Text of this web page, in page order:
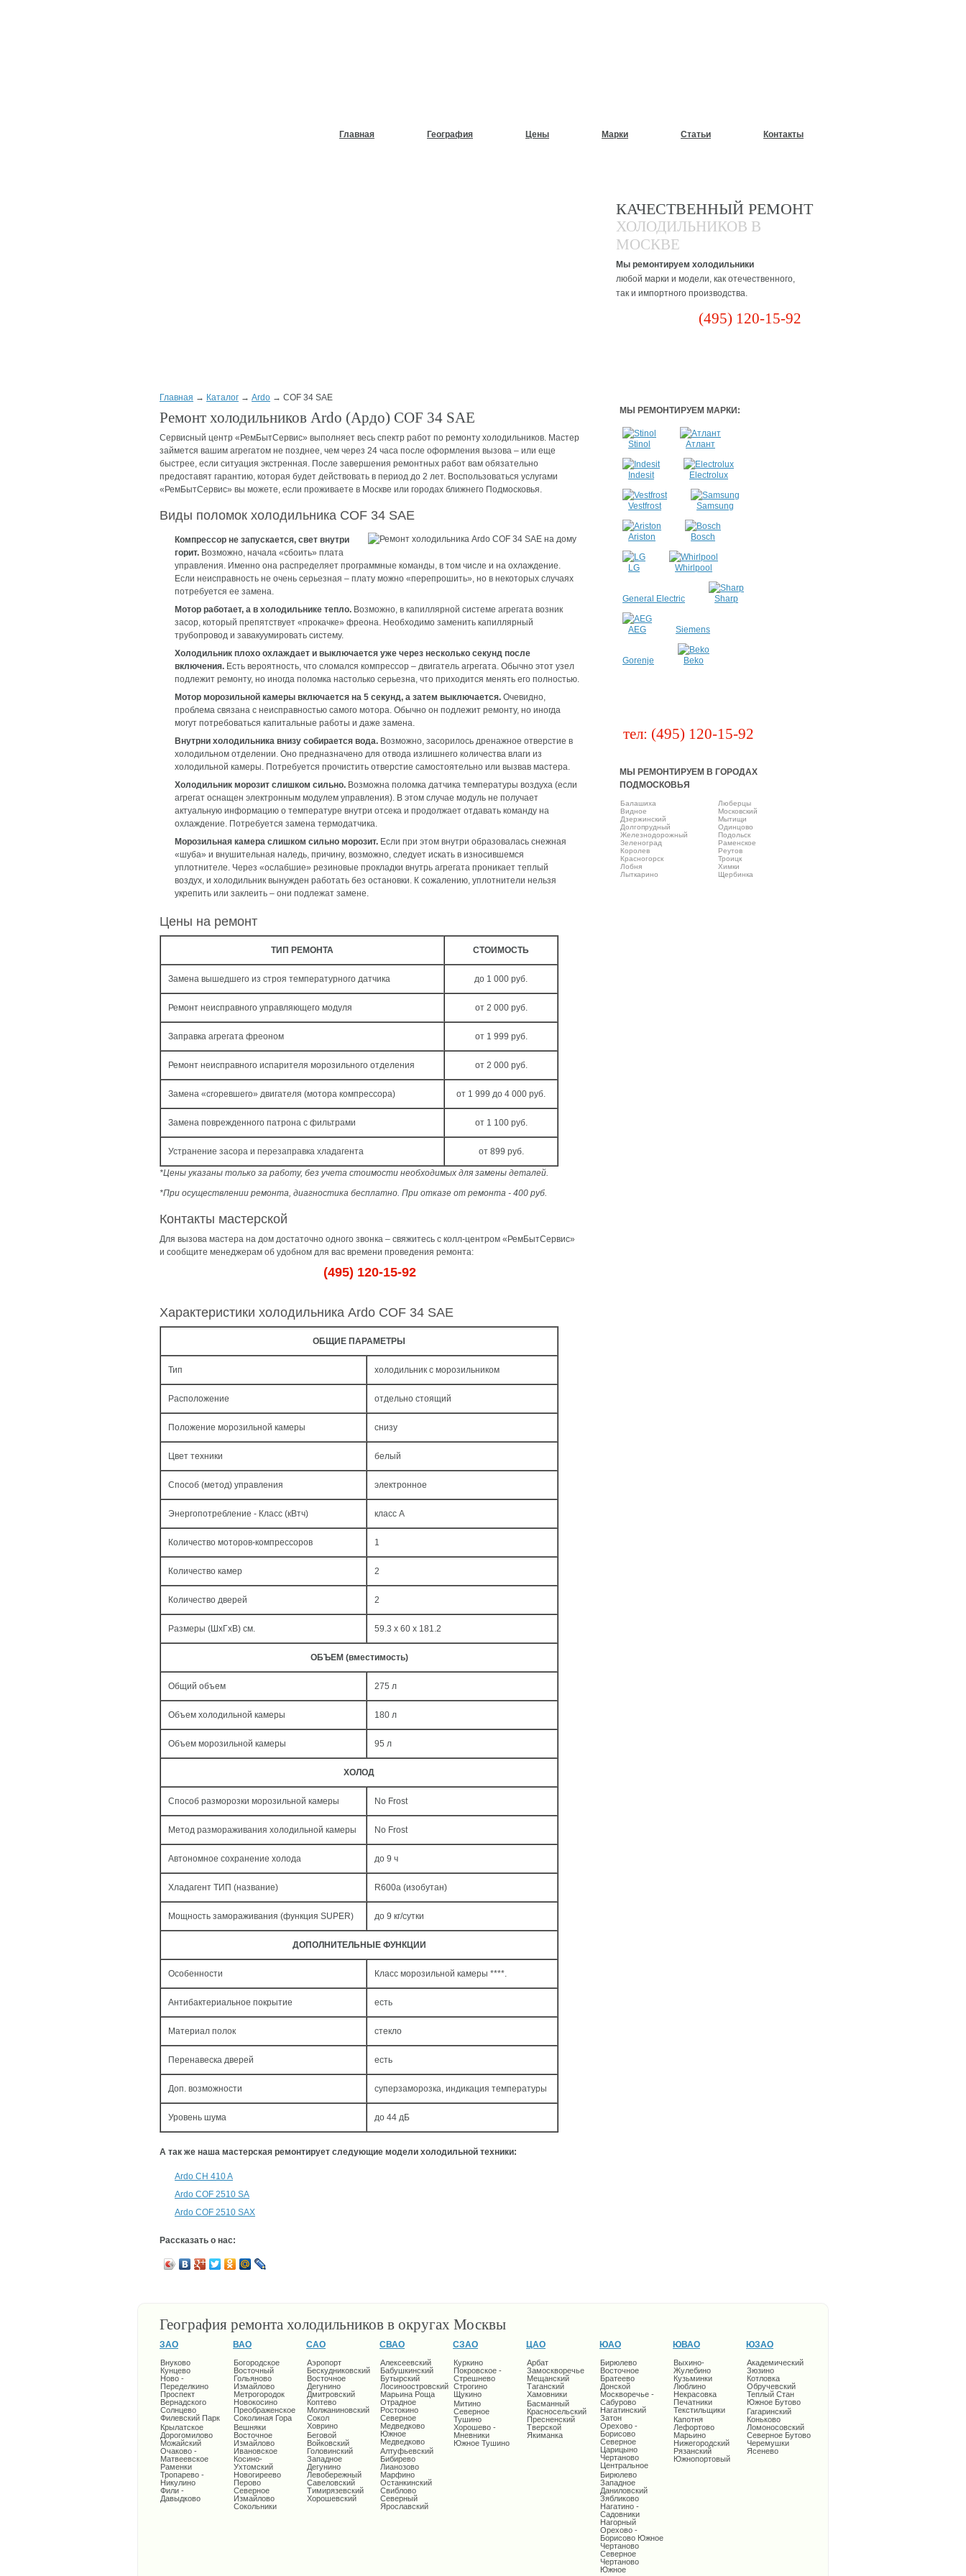
Главная География Цены Марки Статьи Контакты
КАЧЕСТВЕННЫЙ РЕМОНТ
ХОЛОДИЛЬНИКОВ В
МОСКВЕ
Мы ремонтируем холодильники
любой марки и модели, как отечественного,
так и импортного производства.
(495) 120-15-92
Главная → Каталог → Ardo → COF 34 SAE
Ремонт холодильников Ardo (Ардо) COF 34 SAE
Сервисный центр «РемБытСервис» выполняет весь спектр работ по ремонту холодильников. Мастер
займется вашим агрегатом не позднее, чем через 24 часа после оформления вызова – или еще
быстрее, если ситуация экстренная. После завершения ремонтных работ вам обязательно
предоставят гарантию, которая будет действовать в период до 2 лет. Воспользоваться услугами
«РемБытСервис» вы можете, если проживаете в Москве или городах ближнего Подмосковья.
Виды поломок холодильника COF 34 SAE
Компрессор не запускается, свет внутри
горит. Возможно, начала «сбоить» плата
управления. Именно она распределяет программные команды, в том числе и на охлаждение.
Если неисправность не очень серьезная – плату можно «перепрошить», но в некоторых случаях
потребуется ее замена.
Мотор работает, а в холодильнике тепло. Возможно, в капиллярной системе агрегата возник
засор, который препятствует «прокачке» фреона. Необходимо заменить капиллярный
трубопровод и завакуумировать систему.
Холодильник плохо охлаждает и выключается уже через несколько секунд после
включения. Есть вероятность, что сломался компрессор – двигатель агрегата. Обычно этот узел
подлежит ремонту, но иногда поломка настолько серьезна, что приходится менять его полностью.
Мотор морозильной камеры включается на 5 секунд, а затем выключается. Очевидно,
проблема связана с неисправностью самого мотора. Обычно он подлежит ремонту, но иногда
могут потребоваться капитальные работы и даже замена.
Внутрни холодильника внизу собирается вода. Возможно, засорилось дренажное отверстие в
холодильном отделении. Оно предназначено для отвода излишнего количества влаги из
холодильной камеры. Потребуется прочистить отверстие самостоятельно или вызвав мастера.
Холодильник морозит слишком сильно. Возможна поломка датчика температуры воздуха (если
агрегат оснащен электронным модулем управления). В этом случае модуль не получает
актуальную информацию о температуре внутри отсека и продолжает отдавать команду на
охлаждение. Потребуется замена термодатчика.
Морозильная камера слишком сильно морозит. Если при этом внутри образовалась снежная
«шуба» и внушительная наледь, причину, возможно, следует искать в износившемся
уплотнителе. Через «ослабшие» резиновые прокладки внутрь агрегата проникает теплый
воздух, и холодильник вынужден работать без остановки. К сожалению, уплотнители нельзя
укрепить или заклеить – они подлежат замене.
Цены на ремонт
ТИП РЕМОНТА СТОИМОСТЬ
Замена вышедшего из строя температурного датчика до 1 000 руб.
Ремонт неисправного управляющего модуля от 2 000 руб.
Заправка агрегата фреоном от 1 999 руб.
Ремонт неисправного испарителя морозильного отделения от 2 000 руб.
Замена «сгоревшего» двигателя (мотора компрессора) от 1 999 до 4 000 руб.
Замена поврежденного патрона с фильтрами от 1 100 руб.
Устранение засора и перезаправка хладагента от 899 руб.
*Цены указаны только за работу, без учета стоимости необходимых для замены деталей.
*При осуществлении ремонта, диагностика бесплатно. При отказе от ремонта - 400 руб.
Контакты мастерской
Для вызова мастера на дом достаточно одного звонка – свяжитесь с колл-центром «РемБытСервис»
и сообщите менеджерам об удобном для вас времени проведения ремонта:
(495) 120-15-92
Характеристики холодильника Ardo COF 34 SAE
ОБЩИЕ ПАРАМЕТРЫ
Тип холодильник с морозильником
Расположение отдельно стоящий
Положение морозильной камеры снизу
Цвет техники белый
Способ (метод) управления электронное
Энергопотребление - Класс (кВтч) класс A
Количество моторов-компрессоров 1
Количество камер 2
Количество дверей 2
Размеры (ШxГxВ) см. 59.3 x 60 x 181.2
ОБЪЕМ (вместимость)
Общий объем 275 л
Объем холодильной камеры 180 л
Объем морозильной камеры 95 л
ХОЛОД
Способ разморозки морозильной камеры No Frost
Метод размораживания холодильной камеры No Frost
Автономное сохранение холода до 9 ч
Хладагент ТИП (название) R600a (изобутан)
Мощность замораживания (функция SUPER) до 9 кг/cутки
ДОПОЛНИТЕЛЬНЫЕ ФУНКЦИИ
Особенности Класс морозильной камеры ****.
Антибактериальное покрытие есть
Материал полок стекло
Перенавеска дверей есть
Доп. возможности суперзаморозка, индикация температуры
Уровень шума до 44 дБ
А так же наша мастерская ремонтирует следующие модели холодильной техники:
Ardo CH 410 A
Ardo COF 2510 SA
Ardo COF 2510 SAX
Рассказать о нас:
МЫ РЕМОНТИРУЕМ МАРКИ:
Stinol Атлант
Indesit Electrolux
Vestfrost Samsung
Ariston Bosch
LG Whirlpool
General Electric Sharp
AEG Siemens
Gorenje Beko
тел: (495) 120-15-92
МЫ РЕМОНТИРУЕМ В ГОРОДАХ
ПОДМОСКОВЬЯ
Балашиха
Виднoe
Дзержинский
Долгопрудный
Железнодорожный
Зеленоград
Королев
Красногорск
Лобня
Лыткарино
Люберцы
Московский
Мытищи
Одинцово
Подольск
Раменское
Реутов
Троицк
Химки
Щербинка
География ремонта холодильников в округах Москвы
ЗАО
Внуково
Кунцево
Ново -
Переделкино
Проспект
Вернадского
Солнцево
Филевский Парк
Крылатское
Дорогомилово
Можайский
Очаково -
Матвеевское
Раменки
Тропарево -
Никулино
Фили -
Давыдково
ВАО
Богородское
Восточный
Гольяново
Измайлово
Метрогородок
Новокосино
Преображенское
Соколиная Гора
Вешняки
Восточное
Измайлово
Ивановское
Косино-
Ухтомский
Новогиреево
Перово
Северное
Измайлово
Сокольники
САО
Аэропорт
Бескудниковский
Восточное
Дегунино
Дмитровский
Коптево
Молжаниновский
Сокол
Ховрино
Беговой
Войковский
Головинский
Западное
Дегунино
Левобережный
Савеловский
Тимирязевский
Хорошевский
СВАО
Алексеевский
Бабушкинский
Бутырский
Лосиноостровский
Марьина Роща
Отрадное
Ростокино
Северное
Медведково
Южное
Медведково
Алтуфьевский
Бибирево
Лианозово
Марфино
Останкинский
Свиблово
Северный
Ярославский
СЗАО
Куркино
Покровское -
Стрешнево
Строгино
Щукино
Митино
Северное
Тушино
Хорошево -
Мневники
Южное Тушино
ЦАО
Арбат
Замоскворечье
Мещанский
Таганский
Хамовники
Басманный
Красносельский
Пресненский
Тверской
Якиманка
ЮАО
Бирюлево
Восточное
Братеево
Донской
Москворечье -
Сабурово
Нагатинский
Затон
Орехово -
Борисово
Северное
Царицыно
Чертаново
Центральное
Бирюлево
Западное
Даниловский
Зябликово
Нагатино -
Садовники
Нагорный
Орехово -
Борисово Южное
Чертаново
Северное
Чертаново
Южное
ЮВАО
Выхино-
Жулебино
Кузьминки
Люблино
Некрасовка
Печатники
Текстильщики
Капотня
Лефортово
Марьино
Нижегородский
Рязанский
Южнопортовый
ЮЗАО
Академический
Зюзино
Котловка
Обручевский
Теплый Стан
Южное Бутово
Гагаринский
Коньково
Ломоносовский
Северное Бутово
Черемушки
Ясенево